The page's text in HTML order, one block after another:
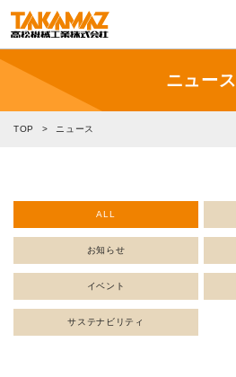
各種お問い合わせ・部品注文
採用に関してはこちらから
企業情報
コラム
製品ラインナップ
ニュース
TOP > ニュース
ALL
お知らせ
イベント
サステナビリティ